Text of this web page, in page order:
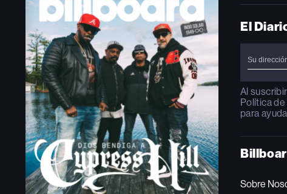
El
Al
Política
para
Sobre